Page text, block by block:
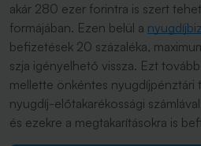
akár 280 ezer forintra is szert
formájában. Ezen belül a
befizetések 20 százaléka,
szja igényelhető vissza. Ezt
mellette önkéntes nyugdíjpénztári
nyugdíj-előtakarékossági
és ezekre a megtakarításokra is